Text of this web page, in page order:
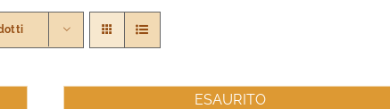
ESAURITO